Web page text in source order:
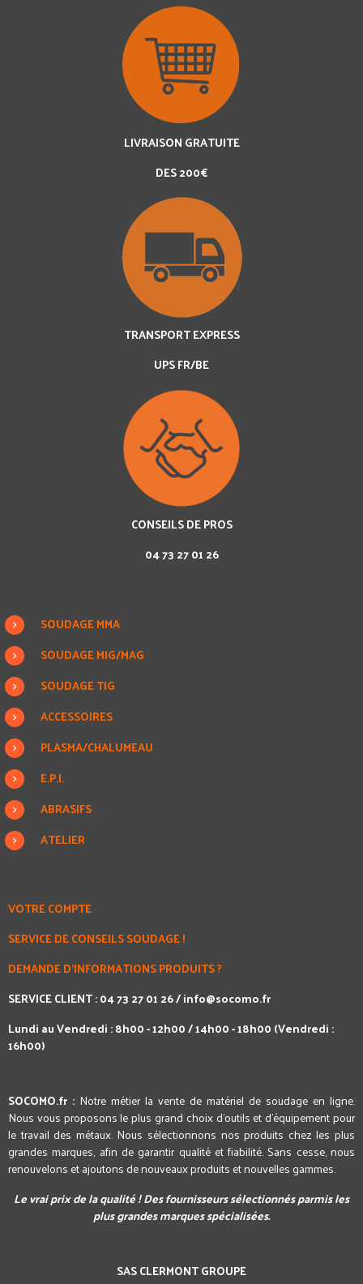
LIVRAISON GRATUITE
DES 200€
TRANSPORT EXPRESS
UPS FR/BE
CONSEILS DE PROS
04 73 27 01 26
SOUDAGE MMA
SOUDAGE MIG/MAG
SOUDAGE TIG
ACCESSOIRES
PLASMA/CHALUMEAU
E.P.I.
ABRASIFS
ATELIER
VOTRE COMPTE
SERVICE DE CONSEILS SOUDAGE !
DEMANDE D'INFORMATIONS PRODUITS ?
SERVICE CLIENT : 04 73 27 01 26 /info@socomo.fr
Lundi au Vendredi : 8h00 - 12h00 / 14h00 - 18h00 (Vendredi :
16h00)
SOCOMO.fr : Notre métier la vente de matériel de soudage en ligne.
Nous vous proposons le plus grand choix d'outils et d'équipement pour
le travail des métaux. Nous sélectionnons nos produits chez les plus
grandes marques, afin de garantir qualité et fiabilité. Sans cesse, nous
renouvelons et ajoutons de nouveaux produits et nouvelles gammes.
Le vrai prix de la qualité ! Des fournisseurs sélectionnés parmis les
plus grandes marques spécialisées.
SAS CLERMONT GROUPE